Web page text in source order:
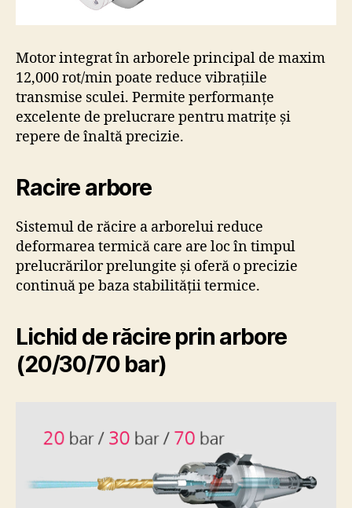
Motor integrat în arborele principal de maxim
12,000 rot/min poate reduce vibrațiile
transmise sculei. Permite performanțe
excelente de prelucrare pentru matrițe și
repere de înaltă precizie.
Racire arbore
Sistemul de răcire a arborelui reduce
deformarea termică care are loc în timpul
prelucrărilor prelungite și oferă o precizie
continuă pe baza stabilității termice.
Lichid de răcire prin arbore
(20/30/70 bar)